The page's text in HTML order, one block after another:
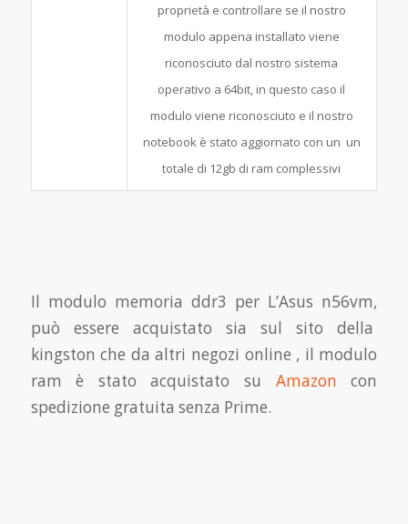
proprietà e controllare se il nostro
modulo appena installato viene
riconosciuto dal nostro sistema
operativo a 64bit, in questo caso il
modulo viene riconosciuto e il nostro
notebook è stato aggiornato con un un
totale di 12gb di ram complessivi
Il modulo memoria ddr3 per L’Asus n56vm,
può essere acquistato sia sul sito della
kingston che da altri negozi online , il modulo
ram è stato acquistato su Amazon con
spedizione gratuita senza Prime.